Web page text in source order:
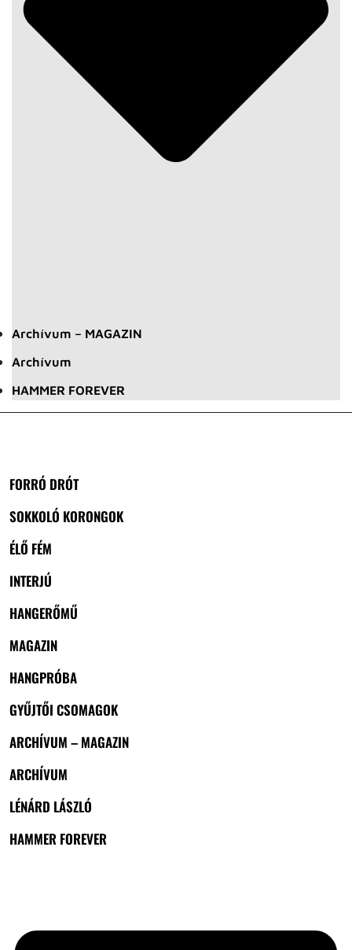
Archívum – MAGAZIN
Archívum
HAMMER FOREVER
FORRÓ DRÓT
SOKKOLÓ KORONGOK
ÉLŐ FÉM
INTERJÚ
HANGERŐMŰ
MAGAZIN
HANGPRÓBA
GYŰJTŐI CSOMAGOK
ARCHÍVUM – MAGAZIN
ARCHÍVUM
LÉNÁRD LÁSZLÓ
HAMMER FOREVER